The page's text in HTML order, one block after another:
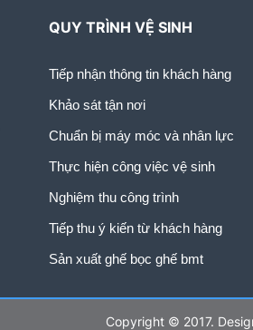
QUY TRÌNH VỆ SINH
Tiếp nhận thông tin khách hàng
Khảo sát tận nơi
Chuẩn bị máy móc và nhân lực
Thực hiện công việc vệ sinh
Nghiệm thu công trình
Tiếp thu ý kiến từ khách hàng
Sản xuất ghế bọc ghế bmt
Copyright © 2017.